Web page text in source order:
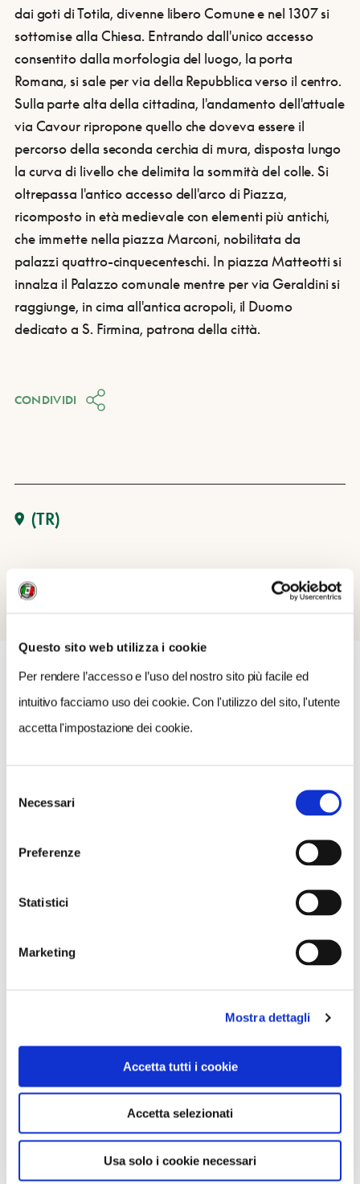
Questo sito web utilizza i cookie
Per rendere l’accesso e l’uso del nostro sito più facile ed
intuitivo facciamo uso dei cookie. Con l'utilizzo del sito, l'utente
accetta l'impostazione dei cookie.
delNecessari
Preferenze
Statistici
Marketing
Mostra dettagli
Accetta tutti i cookie
Accetta selezionati
Usa solo i cookie necessari
dai goti di Totila, divenne libero Comune e nel 1307 si
sottomise alla Chiesa. Entrando dall'unico accesso
consentito dalla morfologia del luogo, la porta
Romana, si sale per via della Repubblica verso il centro.
Sulla parte alta della cittadina, l'andamento dell'attuale
via Cavour ripropone quello che doveva essere il
percorso della seconda cerchia di mura, disposta lungo
la curva di livello che delimita la sommità del colle. Si
oltrepassa l'antico accesso dell'arco di Piazza,
ricomposto in età medievale con elementi più antichi,
che immette nella piazza Marconi, nobilitata da
palazzi quattro-cinquecenteschi. In piazza Matteotti si
innalza il Palazzo comunale mentre per via Geraldini si
raggiunge, in cima all'antica acropoli, il Duomo
dedicato a S. Firmina, patrona della città.
CONDIVIDI
(TR)